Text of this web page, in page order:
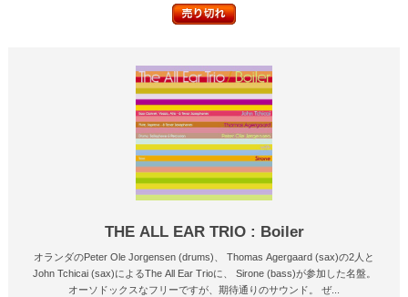
THE ALL EAR TRIO : Boiler
オランダのPeter Ole Jorgensen (drums)、 Thomas Agergaard (sax)の2人と
John Tchicai (sax)によるThe All Ear Trioに、 Sirone (bass)が参加した名盤。
オーソドックスなフリーですが、期待通りのサウンド。 ぜ...